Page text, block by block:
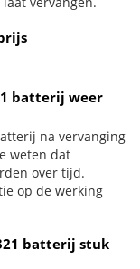
batterij weer
na vervanging
weten dat
over tijd.
op de werking
batterij stuk